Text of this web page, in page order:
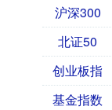
沪深300
北证50
创业板指
基金指数